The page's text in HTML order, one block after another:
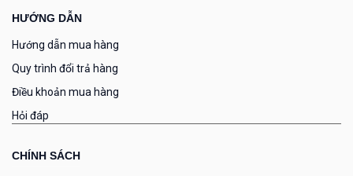
HƯỚNG DẪN
Hướng dẫn mua hàng
Quy trình đổi trả hàng
Điều khoản mua hàng
Hỏi đáp
CHÍNH SÁCH